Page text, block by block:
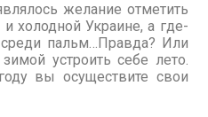
желание отметить
холодной Украине, а где-
пальм…Правда? Или
устроить себе лето.
вы осуществите свои